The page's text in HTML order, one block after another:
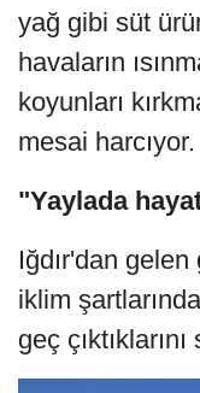
yağ gibi süt
havaların
koyunları
mesai harcıyor.
"Yaylada
Iğdır'dan
iklim
geç